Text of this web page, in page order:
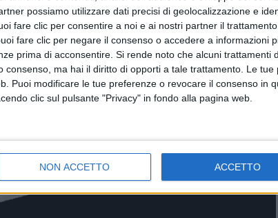
possiamo utilizzare dati precisi di geolocalizzazione e
fare clic per consentire a noi e ai nostri partner il
fare clic per negare il consenso o accedere a informazioni
prima di acconsentire. Si rende noto che alcuni trattamenti
consenso, ma hai il diritto di opporti a tale trattamento. Le tue
Puoi modificare le tue preferenze o revocare il consenso in
clic sul pulsante "Privacy" in fondo alla pagina web.
NON ACCETTO ACCETTO